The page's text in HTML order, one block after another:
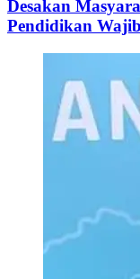
Desakan
Pendidikan